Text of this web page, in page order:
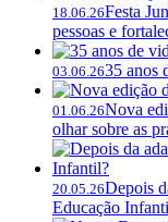
18.06.26Festa
pessoas e
03.06.2635 anos
01.06.26Nova
olhar sobre as
20.05.26Depois
Educação